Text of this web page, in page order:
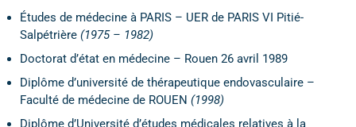
Études de médecine à PARIS – UER de PARIS VI Pitié-
Salpétrière (1975 – 1982)
Doctorat d’état en médecine – Rouen 26 avril 1989
Diplôme d’université de thérapeutique endovasculaire –
Faculté de médecine de ROUEN (1998)
Diplôme d’Université d’études médicales relatives à la